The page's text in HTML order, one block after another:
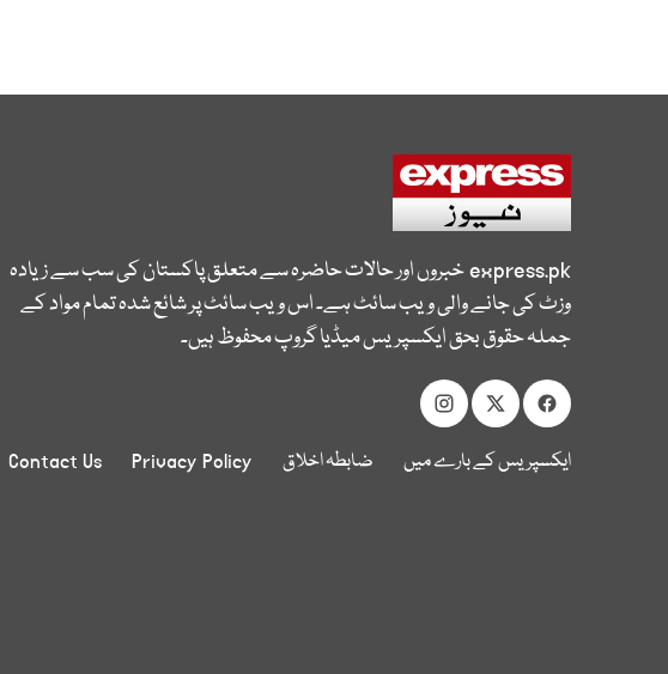
express.pkخبروں اور حالات حاضرہ سے متعلق پاکستان کی سب سے زیادہ
وزٹ کی جانے والی ویب سائٹ ہے۔ اس ویب سائٹ پر شائع شدہ تمام مواد کے
جملہ حقوق بحق ایکسپریس میڈیا گروپ محفوظ ہیں۔
ایکسپریس کے بارے میں ضابطہ اخلاق Privacy Policy
Contact Us